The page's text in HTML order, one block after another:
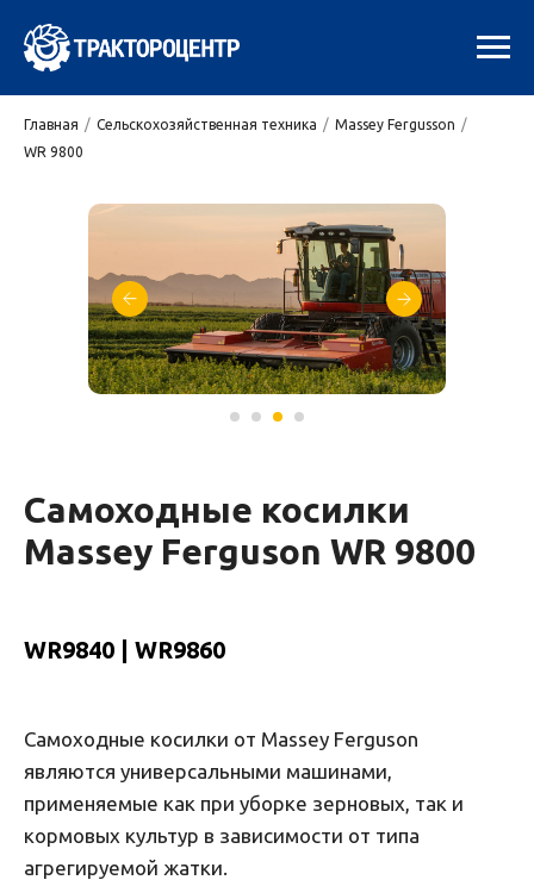
Главная / Сельскохозяйственная техника / Massey Fergusson /
WR 9800
Самоходные косилки
Massey Ferguson WR 9800
WR9840 | WR9860
Самоходные косилки от Massey Ferguson
являются универсальными машинами,
применяемые как при уборке зерновых, так и
кормовых культур в зависимости от типа
агрегируемой жатки.